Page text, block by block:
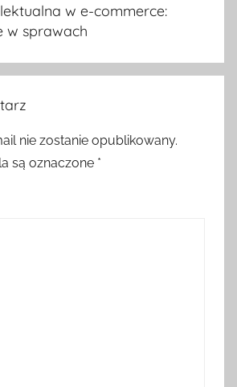
w e-commerce:
w sprawach
nie zostanie opublikowany.
są oznaczone *